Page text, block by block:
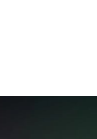
เทือน กระทบ